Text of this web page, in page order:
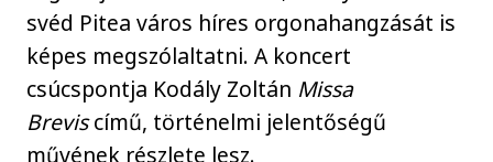
svéd Pitea város híres orgonahangzását is
képes megszólaltatni. A koncert
csúcspontja Kodály Zoltán Missa
Breviscímű, történelmi jelentőségű
művének részlete lesz.